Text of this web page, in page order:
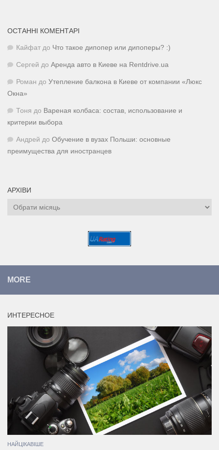
ОСТАННІ КОМЕНТАРІ
Кайфат до Что такое дипопер или дипоперы? :)
Сергей до Аренда авто в Киеве на Rentdrive.ua
Роман до Утепление балкона в Киеве от компании «Люкс
Окна»
Тоня до Вареная колбаса: состав, использование и
критерии выбора
Андрей до Обучение в вузах Польши: основные
преимущества для иностранцев
АРХІВИ
Архіви
MORE
ИНТЕРЕСНОЕ
НАЙЦІКАВІШЕ